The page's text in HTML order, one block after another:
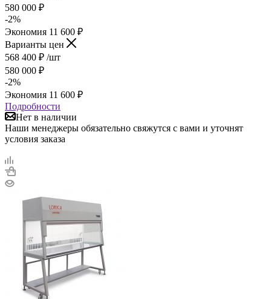
580 000 ₽
-2%
Экономия 11 600 ₽
Варианты цен
568 400 ₽ /шт
580 000 ₽
-2%
Экономия 11 600 ₽
Подробности
Нет в наличии
Наши менеджеры обязательно свяжутся с вами и уточнят
условия заказа